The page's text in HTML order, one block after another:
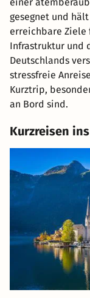
einer
gesegnet und
erreichbare Ziele
Infrastruktur und
Deutschlands
stressfreie
Kurztrip,
an Bord sind.
Kurzreisen